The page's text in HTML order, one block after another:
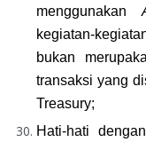
menggunakan
kegiatan-
bukan
transaksi yang
Treasury;
Hati-hati